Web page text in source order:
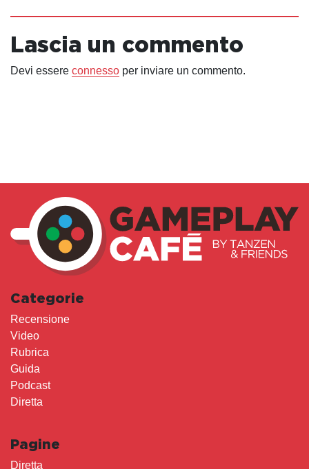
Lascia un commento
Devi essere connesso per inviare un commento.
Categorie
Recensione
Video
Rubrica
Guida
Podcast
Diretta
Pagine
Diretta